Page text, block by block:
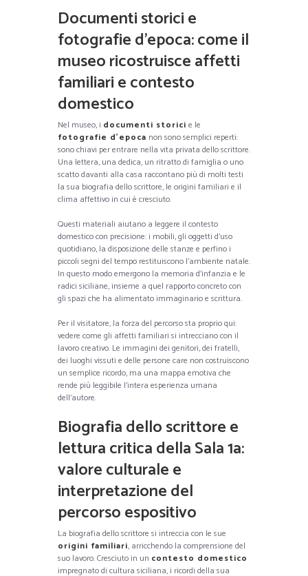
Documenti storici e
fotografie d’epoca: come il
museo ricostruisce affetti
familiari e contesto
domestico
Nel museo, i documenti storici e le
fotografie d’epoca non sono semplici reperti:
sono chiavi per entrare nella vita privata dello scrittore.
Una lettera, una dedica, un ritratto di famiglia o uno
scatto davanti alla casa raccontano più di molti testi
la sua biografia dello scrittore, le origini familiari e il
clima affettivo in cui è cresciuto.
Questi materiali aiutano a leggere il contesto
domestico con precisione: i mobili, gli oggetti d’uso
quotidiano, la disposizione delle stanze e perfino i
piccoli segni del tempo restituiscono l’ambiente natale.
In questo modo emergono la memoria d’infanzia e le
radici siciliane, insieme a quel rapporto concreto con
gli spazi che ha alimentato immaginario e scrittura.
Per il visitatore, la forza del percorso sta proprio qui:
vedere come gli affetti familiari si intrecciano con il
lavoro creativo. Le immagini dei genitori, dei fratelli,
dei luoghi vissuti e delle persone care non costruiscono
un semplice ricordo, ma una mappa emotiva che
rende più leggibile l’intera esperienza umana
dell’autore.
Biografia dello scrittore e
lettura critica della Sala 1a:
valore culturale e
interpretazione del
percorso espositivo
La biografia dello scrittore si intreccia con le sue
origini familiari, arricchendo la comprensione del
suo lavoro. Cresciuto in un contesto domestico
impregnato di cultura siciliana, i ricordi della sua